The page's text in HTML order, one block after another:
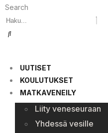
Search
UUTISET
KOULUTUKSET
MATKAVENEILY
Liity veneseuraan
Yhdessä vesille